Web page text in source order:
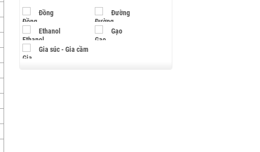
Đồng Đường
Ethanol Gạo
Gia súc - Gia cầm